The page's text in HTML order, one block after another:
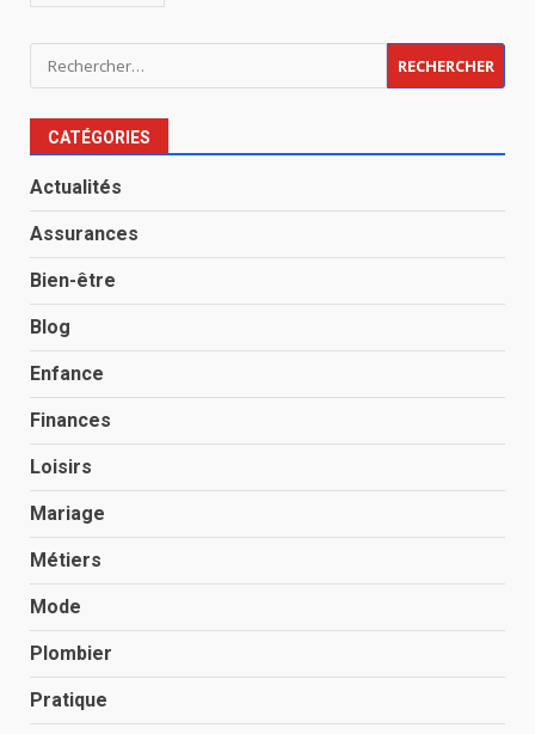
Rechercher :
CATÉGORIES
Actualités
Assurances
Bien-être
Blog
Enfance
Finances
Loisirs
Mariage
Métiers
Mode
Plombier
Pratique